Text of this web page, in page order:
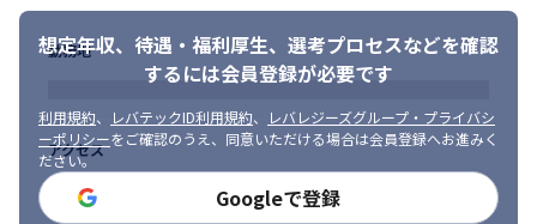
・専門家による講習や、社内で認定している資格を取得するため
の研修を受けることが可能です
・今後は、海外支社やパートナー企業とのコミュニケーション力
を向上すべく、TOEICのスコアアップを目指した研修を用意する
予定です
＜事業に関して＞
・電動化技術の先駆者として、世界初となる電気自動車（EV）
『リーフ（LEAF）』をはじめとするさまざまなニーズに応じた自
・複数システムや部品間の複合課題に取り組めるスキル
・企画力や戦略策定力が有り、周囲を巻き込んで社内に推進する
ことができるスキル
■ 求める人物像
・何事からも学ぶ姿勢や意欲があり、初めてのことでも臆せず挑
戦できる方
・困難な課題にもあきらめることなく、取り組みを継続できる方
想定年収、待遇・福利厚生、 選考プロセスなどを確認
するには会員登録が必要です
利用規約、 レバテックID利用規約、
レバレジーズグループ・プライバシ
ーポリシーをご確認のうえ、同意いただける場合は会員登録へお進みく
ださい。
Googleで登録
勤務地
アクセス